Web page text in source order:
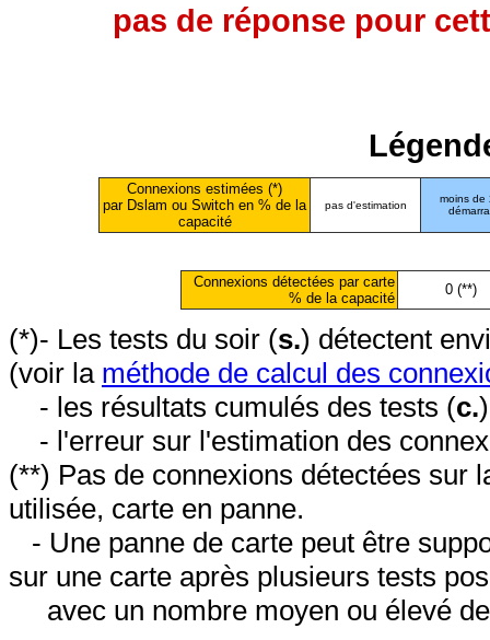
pas de réponse pour
Connexions estimées (*)
par Dslam ou Switch en % de la
capacité
pas d'estimation
moins de
Connexions détectées par carte
% de la capacité
0 (**)
(*)- Les tests du soir (s.) détectent
(voir la méthode de calcul des
- les résultats cumulés des tests (c.
- l'erreur sur l'estimation des
(**) Pas de connexions détectées sur
utilisée, carte en panne.
- Une panne de carte peut être
sur une carte après plusieurs tests
avec un nombre moyen ou élevé